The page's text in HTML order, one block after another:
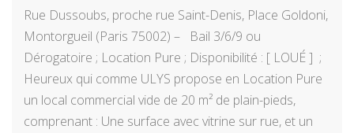
Rue Dussoubs, proche rue Saint-Denis, Place Goldoni,
Montorgueil (Paris 75002) – Bail 3/6/9 ou
Dérogatoire ; Location Pure ; Disponibilité : [ LOUÉ ] ;
Heureux qui comme ULYS propose en Location Pure
un local commercial vide de 20 m² de plain-pieds,
comprenant : Une surface avec vitrine sur rue, et un